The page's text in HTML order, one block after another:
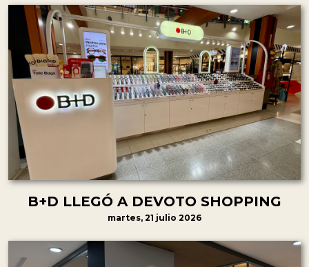
B+D LLEGÓ A DEVOTO SHOPPING
martes, 21 julio 2026